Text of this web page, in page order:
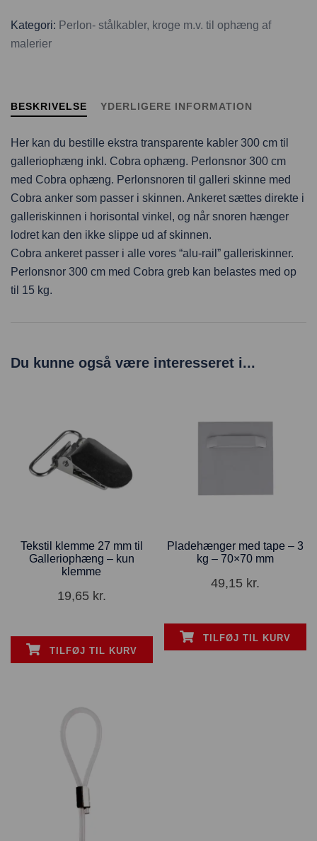
Kategori: Perlon- stålkabler, kroge m.v. til ophæng af
malerier
BESKRIVELSE YDERLIGERE INFORMATION
Her kan du bestille ekstra transparente kabler 300 cm til
galleriophæng inkl. Cobra ophæng. Perlonsnor 300 cm
med Cobra ophæng. Perlonsnoren til galleri skinne med
Cobra anker som passer i skinnen. Ankeret sættes direkte i
galleriskinnen i horisontal vinkel, og når snoren hænger
lodret kan den ikke slippe ud af skinnen.
Cobra ankeret passer i alle vores “alu-rail” galleriskinner.
Perlonsnor 300 cm med Cobra greb kan belastes med op
til 15 kg.
Du kunne også være interesseret i...
Tekstil klemme 27 mm til
Galleriophæng – kun
klemme
19,65 kr.
TILFØJ TIL KURV
Pladehænger med tape – 3
kg – 70×70 mm
49,15 kr.
TILFØJ TIL KURV